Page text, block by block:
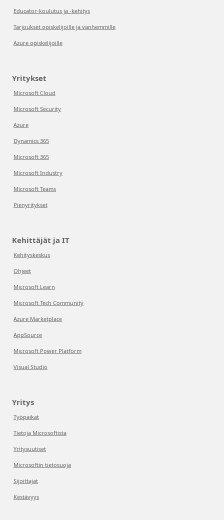
Educator-koulutus ja -kehitys
Tarjoukset opiskelijoille ja vanhemmille
Azure opiskelijoille
Yritykset
Microsoft Cloud
Microsoft Security
Azure
Dynamics 365
Microsoft 365
Microsoft Industry
Microsoft Teams
Pienyritykset
Kehittäjät ja IT
Kehityskeskus
Ohjeet
Microsoft Learn
Microsoft Tech Community
Azure Marketplace
AppSource
Microsoft Power Platform
Visual Studio
Yritys
Työpaikat
Tietoja Microsoftista
Yritysuutiset
Microsoftin tietosuoja
Sijoittajat
Kestävyys